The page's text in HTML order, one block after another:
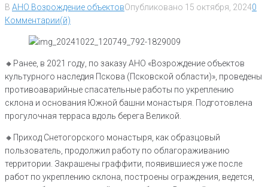
В АНО Возрождение объектовОпубликовано 15 октября, 20240
Комментарии(й)
🔸️Ранее, в 2021 году, по заказу АНО «Возрождение объектов
культурного наследия Пскова (Псковской области)», проведены
противоаварийные спасательные работы по укреплению
склона и основания Южной башни монастыря. Подготовлена
прогулочная терраса вдоль берега Великой.
🔸️Приход Снетогорского монастыря, как образцовый
пользователь, продолжил работу по облагораживанию
территории. Закрашены граффити, появившиеся уже после
работ по укреплению склона, построены ограждения, ведется,